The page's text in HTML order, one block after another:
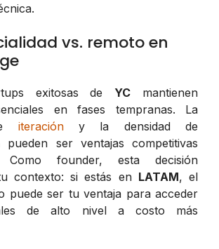
vs. remoto en
exitosas de YC mantienen
en fases tempranas. La
iteracióny la densidad de
pueden ser ventajas competitivas
Como founder, esta decisión
contexto: si estás en LATAM, el
puede ser tu ventaja para acceder
de alto nivel a costo más